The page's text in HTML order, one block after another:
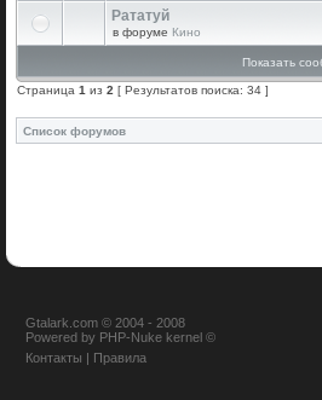
Рататуй
в форуме Кино
Показать
Страница 1 из 2 [ Результатов поиска: 34 ]
Список форумов
Gtalark.com © 2004 - 2008
Powered by PHP-Nuke kernel ©
Контакты | Правила